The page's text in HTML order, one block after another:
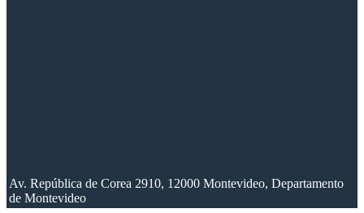
Av. República de Corea 2910, 12000 Montevideo, Departamento
de Montevideo